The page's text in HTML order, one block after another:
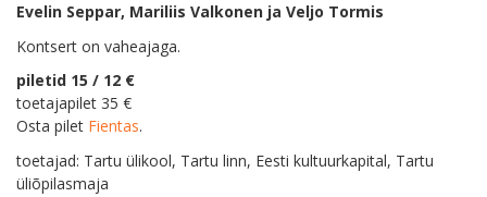
Evelin Seppar, Mariliis Valkonen ja Veljo Tormis
Kontsert on vaheajaga.
piletid 15 / 12 €
toetajapilet 35 €
Osta pilet Fientas.
toetajad: Tartu ülikool, Tartu linn, Eesti kultuurkapital, Tartu
üliõpilasmaja